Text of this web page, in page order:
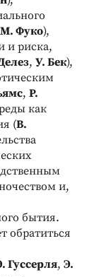
М. Фуко),
и риска,
, У. Бек),
, Р.
как
(В.
и,
бытия.
обратиться
Гуссерля, Э.